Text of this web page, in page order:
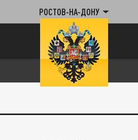
РОСТОВ-НА-ДОНУ